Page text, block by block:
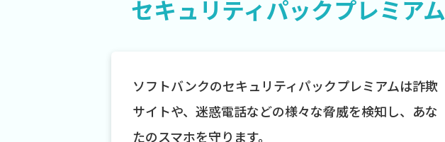
セキュリティパックプレミアム
ソフトバンクのセキュリティパックプレミアムは詐欺
サイトや、迷惑電話などの様々な脅威を検知し、あな
たのスマホを守ります。